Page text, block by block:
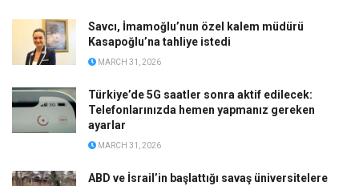
Savcı, İmamoğlu’nun özel kalem müdürü
Kasapoğlu’na tahliye istedi
MARCH 31, 2026
Türkiye’de 5G saatler sonra aktif edilecek:
Telefonlarınızda hemen yapmanız gereken
ayarlar
MARCH 31, 2026
ABD ve İsrail’in başlattığı savaş üniversitelere